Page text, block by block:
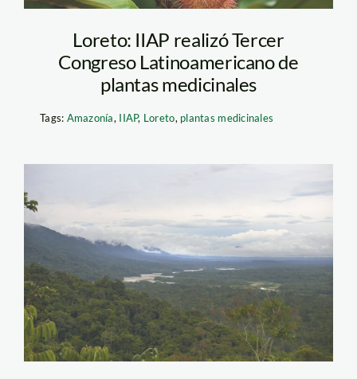
Loreto: IIAP realizó Tercer
Congreso Latinoamericano de
plantas medicinales
Tags: Amazonía, IIAP, Loreto, plantas medicinales
man01